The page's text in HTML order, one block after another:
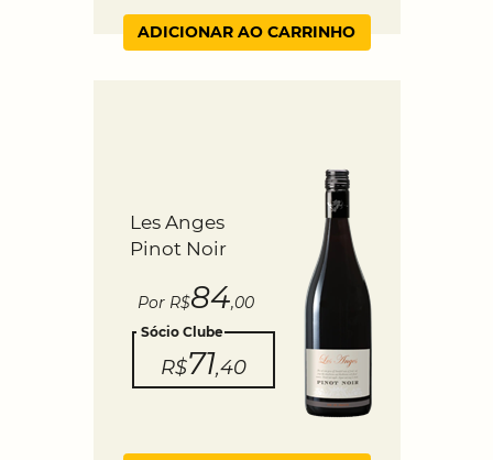
ADICIONAR AO CARRINHO
Les Anges
Pinot Noir
Por R$84,00
Sócio Clube
R$71,40